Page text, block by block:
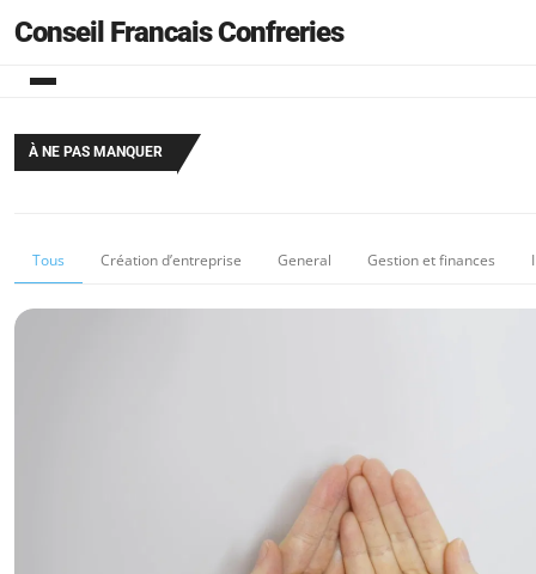
Conseil Francais Confreries
À NE PAS MANQUER
Tous Création d’entreprise General Gestion et finances